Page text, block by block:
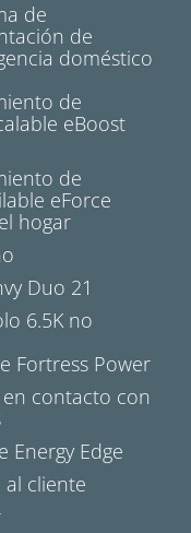
de
de
doméstico
de
eBoost
de
eForce
hogar
Duo 21
6.5K no
Fortress Power
en contacto con
Energy Edge
cliente